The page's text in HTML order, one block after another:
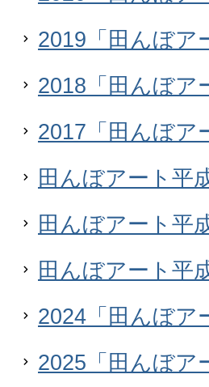
2019「田んぼア
2018「田んぼア
2017「田んぼア
田んぼアート平
田んぼアート平
田んぼアート平
2024「田んぼア
2025「田んぼア